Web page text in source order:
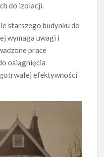
do izolacji.
starszego budynku do
wymaga uwagi i
prace
osiągnięcia
efektywności